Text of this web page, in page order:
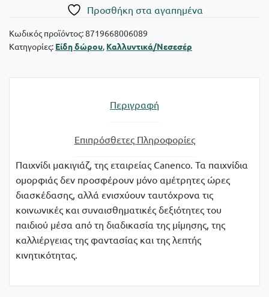
Πρoσθήκη στα αγαπημένα
Κωδικός προϊόντος:8719668006089
Κατηγορίες: Είδη δώρου Καλλυντικά/Νεσεσέρ
Περιγραφή
Επιπρόσθετες Πληροφορίες
Παιχνίδι μακιγιάζ, της εταιρείας Canenco. Τα παιχνίδια
ομορφιάς δεν προσφέρουν μόνο αμέτρητες ώρες
διασκέδασης, αλλά ενισχύουν ταυτόχρονα τις
κοινωνικές και συναισθηματικές δεξιότητες του
παιδιού μέσα από τη διαδικασία της μίμησης, της
καλλιέργειας της φαντασίας και της λεπτής
κινητικότητας.